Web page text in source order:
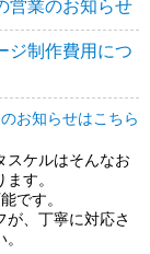
営業のお知らせ
ジ制作費用につ
お知らせはこちら
スケルはそんなお
す。
です。
、丁寧に対応さ